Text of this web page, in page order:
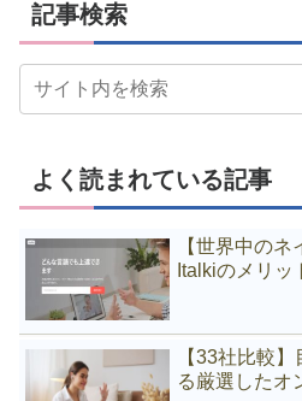
記事検索
よく読まれている記事
【世界中のネ
Italkiのメリッ
【33社比較
る厳選したオ